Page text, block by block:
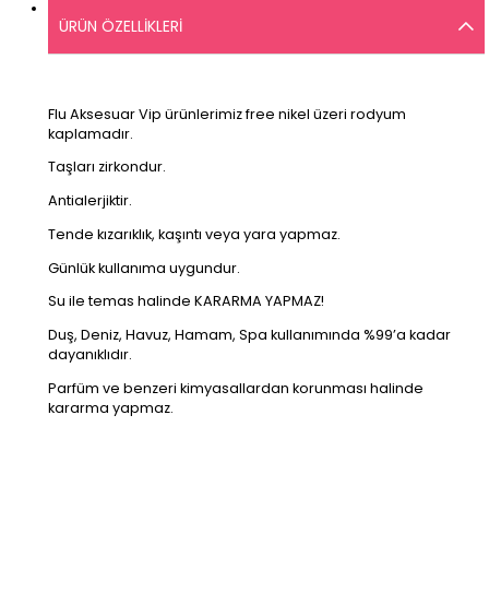
ÜRÜN ÖZELLIKLERI
Flu Aksesuar Vip ürünlerimiz free nikel üzeri rodyum
kaplamadır.
Taşları zirkondur.
Antialerjiktir.
Tende kızarıklık, kaşıntı veya yara yapmaz.
Günlük kullanıma uygundur.
Su ile temas halinde KARARMA YAPMAZ!
Duş, Deniz, Havuz, Hamam, Spa kullanımında %99’a kadar
dayanıklıdır.
Parfüm ve benzeri kimyasallardan korunması halinde
kararma yapmaz.